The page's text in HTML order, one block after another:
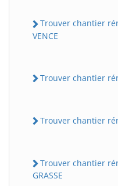
Trouver chantier
VENCE
Trouver chantier
Trouver chantier
Trouver chantier
GRASSE